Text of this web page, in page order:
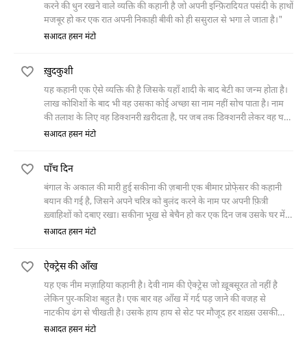
करने की धुन रखने वाले व्यक्ति की कहानी है जो अपनी इन्फ़िरादियत पसंदी के हाथों
मजबूर हो कर एक रात अपनी निकाही बीवी को ही ससुराल से भगा ले जाता है।"
सआदत हसन मंटो
ख़ुदकुशी
यह कहानी एक ऐसे व्यक्ति की है जिसके यहाँ शादी के बाद बेटी का जन्म होता है।
लाख कोशिशों के बाद भी वह उसका कोई अच्छा सा नाम नहीं सोच पाता है। नाम
की तलाश के लिए वह डिक्शनरी ख़रीदता है, पर जब तक डिक्शनरी लेकर वह घर
पहुँचता है तब तक बेटी की मौत हो चुकी होती है। बेटी की मौत के दुख में कुछ ही
है मगर वहाँ पहले से ही एक दूसरा व्यक्ति लाइन पर लेटा होता है। सामने से आ रही
ट्रेन को देखकर वह उस व्यक्ति को बचा लेता है और उस से ऐसी बातें कहता है कि
उन बातों से उसकी ख़ुद की ज़िंदगी पूरी तरह बदल जाती है।
सआदत हसन मंटो
पाँच दिन
बंगाल के अकाल की मारी हुई सकीना की ज़बानी एक बीमार प्रोफे़सर की कहानी
बयान की गई है, जिसने अपने चरित्र को बुलंद करने के नाम पर अपनी फ़ित्री
ख़्वाहिशों को दबाए रखा। सकीना भूख से बेचैन हो कर एक दिन जब उसके घर में
चली आती है तो प्रोफे़सर कहता है कि तुम इसी घर में रह जाओ, मैं दस बरस तक
सहित उन सभी लड़कियों को जिन्हें उसने पढ़ाया है हमेशा ग़लत निगाहों से देखा है।
सआदत हसन मंटो
ऐक्ट्रेस की आँख
यह एक नीम मज़ाहिया कहानी है। देवी नाम की ऐक्ट्रेस जो ख़ूबसूरत तो नहीं है
लेकिन पुर-कशिश बहुत है। एक बार वह आँख में गर्द पड़ जाने की वजह से
नाटकीय ढंग से चीखती है। उसके हाय हाय से सेट पर मौजूद हर शख़्स उसकी
आँखों से गर्द निकालने की भरसक कोशिश करता है लेकिन नाकाम रहता है। एक
सआदत हसन मंटो